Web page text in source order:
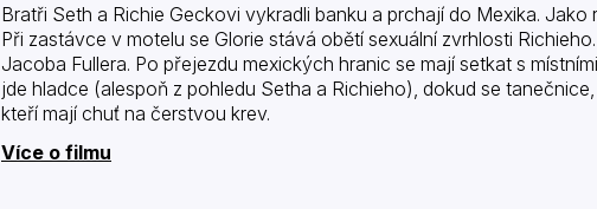
Bratři Seth a Richie Geckovi vykradli banku a prchají do Mexika.
Při zastávce v motelu se Glorie stává obětí sexuální zvrhlosti
Jacoba Fullera. Po přejezdu mexických hranic se mají setkat s
jde hladce (alespoň z pohledu Setha a Richieho), dokud se
kteří mají chuť na čerstvou krev.
Více o filmu